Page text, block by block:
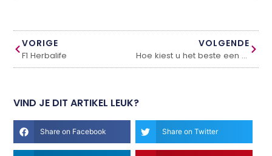
VORIGE
F1 Herbalife
VOLGENDE
Hoe kiest u het beste een vensterbedekking
VIND JE DIT ARTIKEL LEUK?
Share on Facebook Share on Twitter